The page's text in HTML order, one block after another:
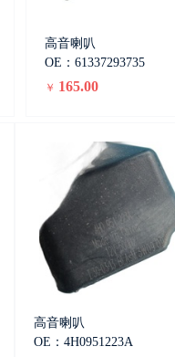
高音喇叭
OE：61337293735
￥ 165.00
高音喇叭
OE：4H0951223A